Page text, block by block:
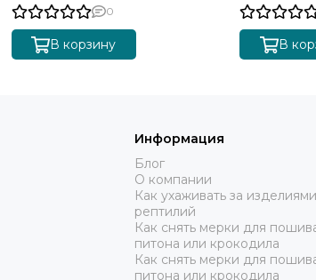
0
В корзину В
Информация
Блог
О компании
Как ухаживать за
рептилий
Как снять мерки для
питона или крокодила
Как снять мерки для
питона или крокодила